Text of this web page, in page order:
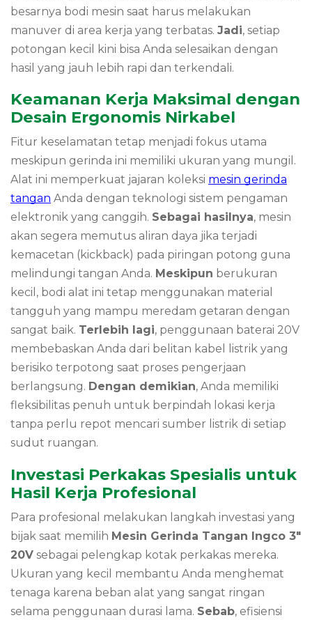
besarnya bodi mesin saat harus melakukan
manuver di area kerja yang terbatas. Jadi, setiap
potongan kecil kini bisa Anda selesaikan dengan
hasil yang jauh lebih rapi dan terkendali.
Keamanan Kerja Maksimal dengan
Desain Ergonomis Nirkabel
Fitur keselamatan tetap menjadi fokus utama
meskipun gerinda ini memiliki ukuran yang mungil.
Alat ini memperkuat jajaran koleksi mesin gerinda
tangan Anda dengan teknologi sistem pengaman
elektronik yang canggih. Sebagai hasilnya, mesin
akan segera memutus aliran daya jika terjadi
kemacetan (kickback) pada piringan potong guna
melindungi tangan Anda. Meskipun berukuran
kecil, bodi alat ini tetap menggunakan material
tangguh yang mampu meredam getaran dengan
sangat baik. Terlebih lagi, penggunaan baterai 20V
membebaskan Anda dari belitan kabel listrik yang
berisiko terpotong saat proses pengerjaan
berlangsung. Dengan demikian, Anda memiliki
fleksibilitas penuh untuk berpindah lokasi kerja
tanpa perlu repot mencari sumber listrik di setiap
sudut ruangan.
Investasi Perkakas Spesialis untuk
Hasil Kerja Profesional
Para profesional melakukan langkah investasi yang
bijak saat memilih Mesin Gerinda Tangan Ingco 3″
20V sebagai pelengkap kotak perkakas mereka.
Ukuran yang kecil membantu Anda menghemat
tenaga karena beban alat yang sangat ringan
selama penggunaan durasi lama. Sebab, efisiensi